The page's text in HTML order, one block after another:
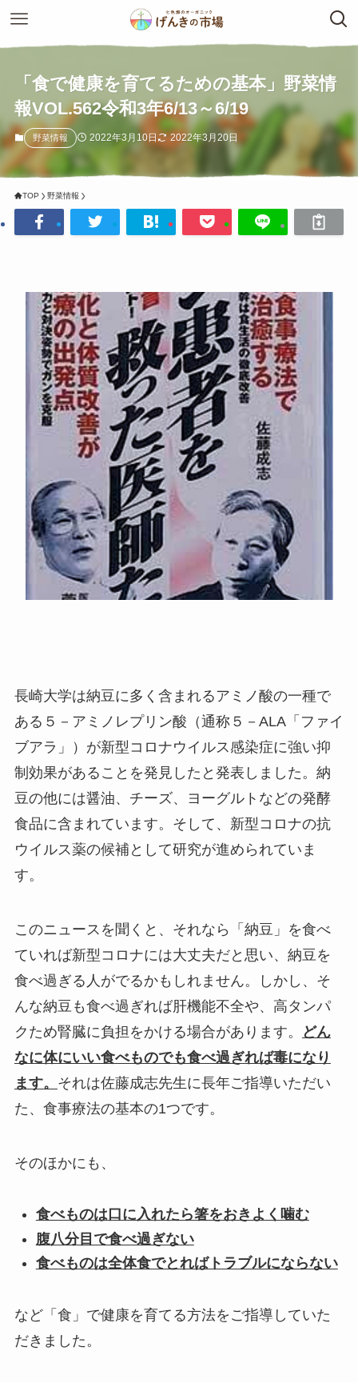
「食で健康を育てるための基本」野菜情
報VOL.562令和3年6/13～6/19
野菜情報 2022年3月10日 2022年3月20日
TOP 野菜情報
長崎大学は納豆に多く含まれるアミノ酸の一種で
ある５－アミノレプリン酸（通称５－ALA「ファイ
ブアラ」）が新型コロナウイルス感染症に強い抑
制効果があることを発見したと発表しました。納
豆の他には醤油、チーズ、ヨーグルトなどの発酵
食品に含まれています。そして、新型コロナの抗
ウイルス薬の候補として研究が進められていま
す。
このニュースを聞くと、それなら「納豆」を食べ
ていれば新型コロナには大丈夫だと思い、納豆を
食べ過ぎる人がでるかもしれません。しかし、そ
んな納豆も食べ過ぎれば肝機能不全や、高タンパ
クため腎臓に負担をかける場合があります。
どん
なに体にいい食べものでも食べ過ぎれば毒になり
ます。 それは佐藤成志先生に長年ご指導いただい
た、食事療法の基本の1つです。
そのほかにも、
食べものは口に入れたら箸をおきよく噛む
腹八分目で食べ過ぎない
食べものは全体食でとればトラブルにならない
など「食」で健康を育てる方法をご指導していた
だきました。